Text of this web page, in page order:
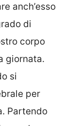
anch’esso
di
corpo
giornata.
si
per
Partendo